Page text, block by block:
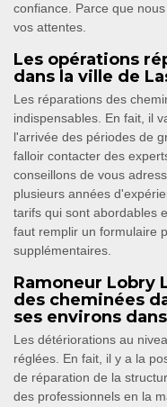
confiance. Parce que
vos attentes.
Les opérations
dans la ville de
Les réparations des
indispensables. En fait, il
l'arrivée des périodes de
falloir contacter des
conseillons de vous
plusieurs années
tarifs qui sont abordables
faut remplir un formulaire
supplémentaires.
Ramoneur Lobry
des cheminées
ses environs
Les détériorations au
réglées. En fait, il y a la
de réparation de la
des professionnels en la